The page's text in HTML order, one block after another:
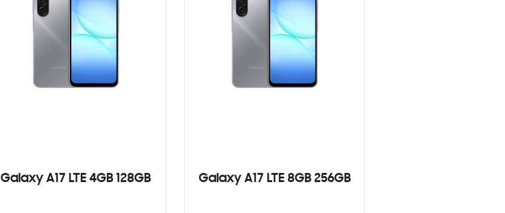
Galaxy A17 LTE 4GB 128GB Galaxy A17 LTE 8GB 256GB